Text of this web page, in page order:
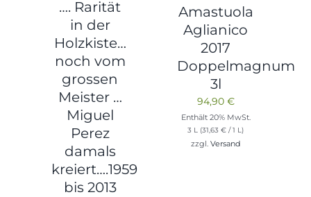
…. Rarität
in der
Holzkiste…
noch vom
grossen
Meister …
Miguel
Perez
damals
kreiert….1959
bis 2013
Amastuola
Aglianico
2017
Doppelmagnum
3l
94,90 €
Enthält 20% MwSt.
3 L (31,63€ / 1 L)
zzgl.Versand